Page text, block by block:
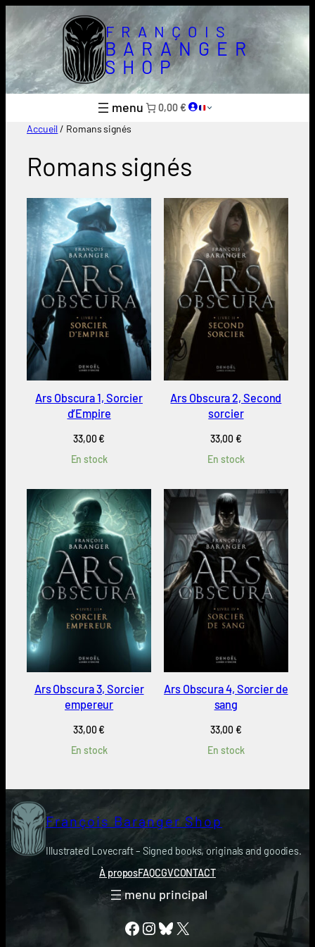
au
contenu
FRANÇOIS
BARANGER
SHOP
0,00 €
Accueil/ Romans signés
Romans signés
Ars Obscura 1, Sorcier
d’Empire
33,00€
En stock
Ars Obscura 2, Second
sorcier
33,00€
En stock
Ars Obscura 3, Sorcier
empereur
33,00€
En stock
Ars Obscura 4, Sorcier de
sang
33,00€
En stock
François Baranger Shop
Illustrated Lovecraft – Signed books, originals and goodies.
À proposFAQCGVCONTACT
Facebook
Instagram
Bluesky
X